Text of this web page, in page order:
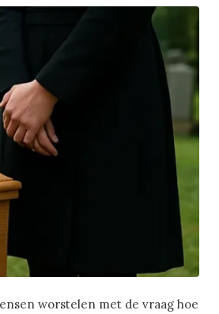
worstelen met de vraag hoe